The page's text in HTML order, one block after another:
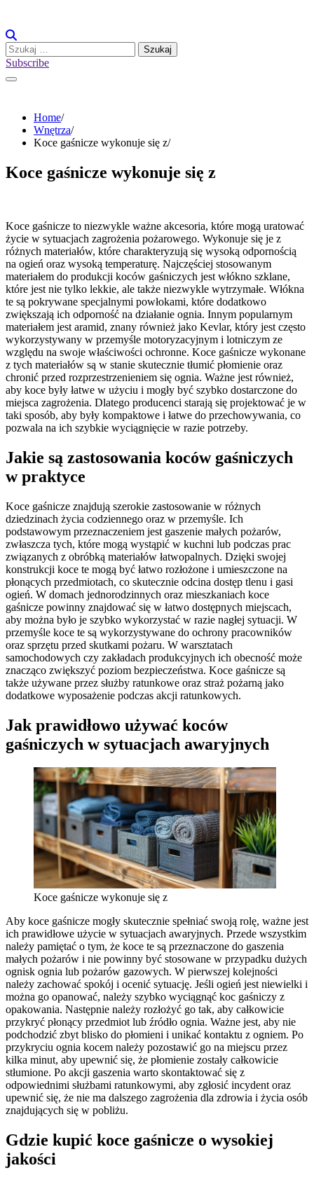
content
Szukaj:
Subscribe
Home
Wnętrza
Koce gaśnicze wykonuje się z
Koce gaśnicze wykonuje się z
Koce gaśnicze to niezwykle ważne akcesoria, które mogą uratować
życie w sytuacjach zagrożenia pożarowego. Wykonuje się je z
różnych materiałów, które charakteryzują się wysoką odpornością
na ogień oraz wysoką temperaturę. Najczęściej stosowanym
materiałem do produkcji koców gaśniczych jest włókno szklane,
które jest nie tylko lekkie, ale także niezwykle wytrzymałe. Włókna
te są pokrywane specjalnymi powłokami, które dodatkowo
zwiększają ich odporność na działanie ognia. Innym popularnym
materiałem jest aramid, znany również jako Kevlar, który jest często
wykorzystywany w przemyśle motoryzacyjnym i lotniczym ze
względu na swoje właściwości ochronne. Koce gaśnicze wykonane
z tych materiałów są w stanie skutecznie tłumić płomienie oraz
chronić przed rozprzestrzenieniem się ognia. Ważne jest również,
aby koce były łatwe w użyciu i mogły być szybko dostarczone do
miejsca zagrożenia. Dlatego producenci starają się projektować je w
taki sposób, aby były kompaktowe i łatwe do przechowywania, co
pozwala na ich szybkie wyciągnięcie w razie potrzeby.
Jakie są zastosowania koców gaśniczych
w praktyce
Koce gaśnicze znajdują szerokie zastosowanie w różnych
dziedzinach życia codziennego oraz w przemyśle. Ich
podstawowym przeznaczeniem jest gaszenie małych pożarów,
zwłaszcza tych, które mogą wystąpić w kuchni lub podczas prac
związanych z obróbką materiałów łatwopalnych. Dzięki swojej
konstrukcji koce te mogą być łatwo rozłożone i umieszczone na
płonących przedmiotach, co skutecznie odcina dostęp tlenu i gasi
ogień. W domach jednorodzinnych oraz mieszkaniach koce
gaśnicze powinny znajdować się w łatwo dostępnych miejscach,
aby można było je szybko wykorzystać w razie nagłej sytuacji. W
przemyśle koce te są wykorzystywane do ochrony pracowników
oraz sprzętu przed skutkami pożaru. W warsztatach
samochodowych czy zakładach produkcyjnych ich obecność może
znacząco zwiększyć poziom bezpieczeństwa. Koce gaśnicze są
także używane przez służby ratunkowe oraz straż pożarną jako
dodatkowe wyposażenie podczas akcji ratunkowych.
Jak prawidłowo używać koców
gaśniczych w sytuacjach awaryjnych
Koce gaśnicze wykonuje się z
Aby koce gaśnicze mogły skutecznie spełniać swoją rolę, ważne jest
ich prawidłowe użycie w sytuacjach awaryjnych. Przede wszystkim
należy pamiętać o tym, że koce te są przeznaczone do gaszenia
małych pożarów i nie powinny być stosowane w przypadku dużych
ognisk ognia lub pożarów gazowych. W pierwszej kolejności
należy zachować spokój i ocenić sytuację. Jeśli ogień jest niewielki i
można go opanować, należy szybko wyciągnąć koc gaśniczy z
opakowania. Następnie należy rozłożyć go tak, aby całkowicie
przykryć płonący przedmiot lub źródło ognia. Ważne jest, aby nie
podchodzić zbyt blisko do płomieni i unikać kontaktu z ogniem. Po
przykryciu ognia kocem należy pozostawić go na miejscu przez
kilka minut, aby upewnić się, że płomienie zostały całkowicie
stłumione. Po akcji gaszenia warto skontaktować się z
odpowiednimi służbami ratunkowymi, aby zgłosić incydent oraz
upewnić się, że nie ma dalszego zagrożenia dla zdrowia i życia osób
znajdujących się w pobliżu.
Gdzie kupić koce gaśnicze o wysokiej
jakości